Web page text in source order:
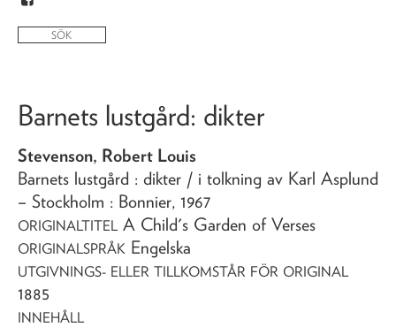
Barnets lustgård: dikter
Stevenson, Robert Louis
Barnets lustgård : dikter / i tolkning av Karl Asplund
– Stockholm : Bonnier, 1967
ORIGINALTITEL A Child's Garden of Verses
ORIGINALSPRÅK Engelska
UTGIVNINGS- ELLER TILLKOMSTÅR FÖR ORIGINAL
1885
INNEHÅLL